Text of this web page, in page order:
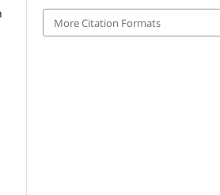
More Citation Formats